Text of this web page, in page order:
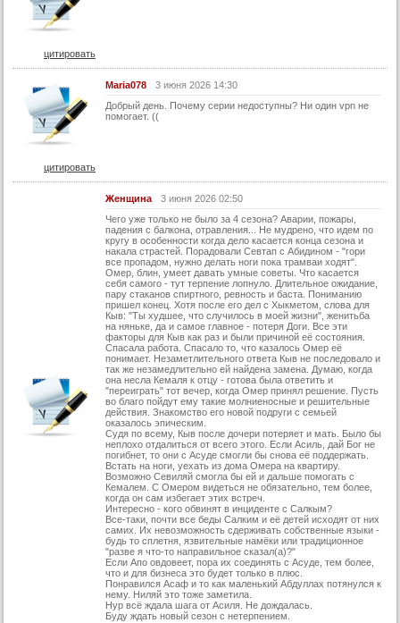
цитировать
Maria078
3 июня 2026 14:30
Добрый день. Почему серии недоступны? Ни один vpn не
помогает. ((
цитировать
Женщина
3 июня 2026 02:50
Чего уже только не было за 4 сезона? Аварии, пожары,
падения с балкона, отравления... Не мудрено, что идем по
кругу в особенности когда дело касается конца сезона и
накала страстей. Порадовали Севтап с Абидином - "гори
все пропадом, нужно делать ноги пока трамваи ходят".
Омер, блин, умеет давать умные советы. Что касается
себя самого - тут терпение лопнуло. Длительное ожидание,
пару стаканов спиртного, ревность и баста. Пониманию
пришел конец. Хотя после его дел с Хыкметом, слова для
Кыв: "Ты худшее, что случилось в моей жизни", женитьба
на няньке, да и самое главное - потеря Доги. Все эти
факторы для Кыв как раз и были причиной её состояния.
Спасала работа. Спасало то, что казалось Омер её
понимает. Незаметлительного ответа Кыв не последовало и
так же незамедлительно ей найдена замена. Думаю, когда
она несла Кемаля к отцу - готова была ответить и
"переиграть" тот вечер, когда Омер принял решение. Пусть
во благо пойдут ему такие молниеносные и решительные
действия. Знакомство его новой подруги с семьей
оказалось эпическим.
Судя по всему, Кыв после дочери потеряет и мать. Было бы
неплохо отдалиться от всего этого. Если Асиль, дай Бог не
погибнет, то они с Асуде смогли бы снова её поддержать.
Встать на ноги, уехать из дома Омера на квартиру.
Возможно Севиляй смогла бы ей и дальше помогать с
Кемалем. С Омером видеться не обязательно, тем более,
когда он сам избегает этих встреч.
Интересно - кого обвинят в инциденте с Салкым?
Все-таки, почти все беды Салким и её детей исходят от них
самих. Их невозможность сдерживать собственные языки -
будь то сплетня, язвительные намёки или традиционное
"разве я что-то направильное сказал(а)?"
Если Апо овдовеет, пора их соединять с Асуде, тем более,
что и для бизнеса это будет только в плюс.
Понравился Асаф и то как маленький Абдуллах потянулся к
нему. Ниляй это тоже заметила.
Нур всё ждала шага от Асиля. Не дождалась.
Буду ждать новый сезон с нетерпением.